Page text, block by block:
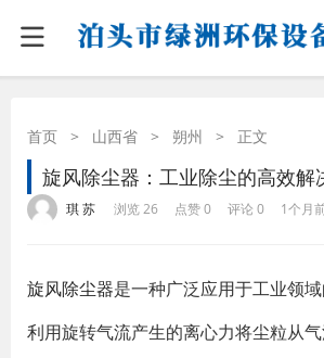
首页 > 山西省 > 朔州 > 正文
旋风除尘器：工业除尘的高效解
琪 苏 浏览 26 点赞 0 评论 0 1个月
旋风除尘器是一种广泛应用于工业领
利用旋转气流产生的离心力将尘粒从气